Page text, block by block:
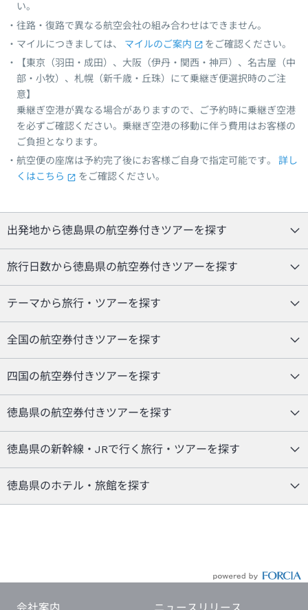
い。
往路・復路で異なる航空会社の組み合わせはできません。
マイルにつきましては、
マイルのご案内
をご確認ください。
【東京（羽田・成田）、大阪（伊丹・関西・神戸）、名古屋（中
部・小牧）、札幌（新千歳・丘珠）にて乗継ぎ便選択時のご注
意】
乗継ぎ空港が異なる場合がありますので、ご予約時に乗継ぎ空港
を必ずご確認ください。乗継ぎ空港の移動に伴う費用はお客様の
ご負担となります。
航空便の座席は予約完了後にお客様ご自身で指定可能です。
詳し
くはこちら
をご確認ください。
出発地から徳島県の航空券付きツアーを探す
旅行日数から徳島県の航空券付きツアーを探す
テーマから旅行・ツアーを探す
全国の航空券付きツアーを探す
四国の航空券付きツアーを探す
徳島県の航空券付きツアーを探す
徳島県の新幹線・JRで行く旅行・ツアーを探す
徳島県のホテル・旅館を探す